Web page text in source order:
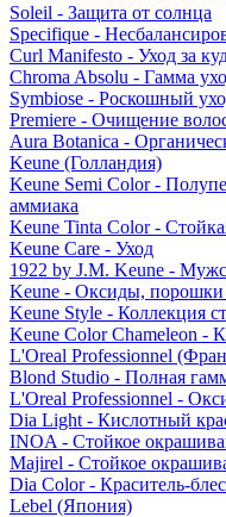
Soleil - Защита от солнца
Specifique -
Curl Manifesto - Уход за
Chroma Absolu - Гамма
Symbiose - Роскошный
Premiere - Очищение
Aura Botanica -
Keune (Голландия)
Keune Semi Color -
аммиака
Keune Tinta Color -
Keune Care - Уход
1922 by J.M. Keune -
Keune - Оксиды, порошки
Keune Style - Коллекция
Keune Color Chameleon -
L'Oreal Professionnel
Blond Studio - Полная
L'Oreal Professionnel -
Dia Light - Кислотный
INOA - Стойкое
Majirel - Стойкое
Dia Color - Краситель-
Lebel (Япония)